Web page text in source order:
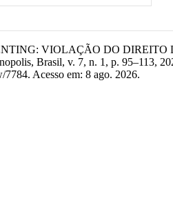
VIOLAÇÃO DO
Brasil, v. 7, n. 1, p. 95–113,
Acesso em: 8 ago. 2026.